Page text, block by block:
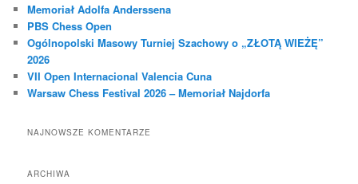
j
Memoriał Adolfa Anderssena
PBS Chess Open
Ogólnopolski Masowy Turniej Szachowy o „ZŁOTĄ WIEŻĘ”
2026
VII Open Internacional Valencia Cuna
Warsaw Chess Festival 2026 – Memoriał Najdorfa
NAJNOWSZE KOMENTARZE
ARCHIWA